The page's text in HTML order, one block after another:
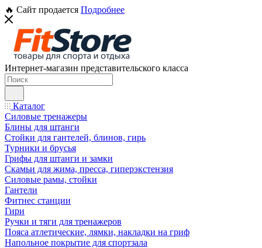
🔥 Сайт продается Подробнее
Интернет-магазин представительского класса
Каталог
Силовые тренажеры
Блины для штанги
Стойки для гантелей, блинов, гирь
Турники и брусья
Грифы для штанги и замки
Скамьи для жима, пресса, гиперэкстензия
Силовые рамы, стойки
Гантели
Фитнес станции
Гири
Ручки и тяги для тренажеров
Пояса атлетические, лямки, накладки на гриф
Напольное покрытие для спортзала